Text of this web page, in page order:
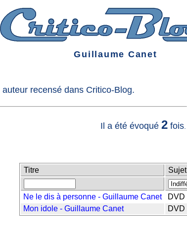
Guillaume Canet
auteurrecensé dans Critico-Blog.
Il a été évoqué 2fois.
Titre Sujet
Ne le dis à personne - Guillaume Canet
DVD
Mon idole - Guillaume Canet
DVD